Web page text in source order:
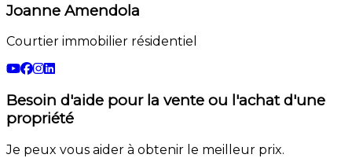
Joanne Amendola
Courtier immobilier résidentiel
Besoin d'aide pour la vente ou l'achat d'une
propriété
Je peux vous aider à obtenir le meilleur prix.